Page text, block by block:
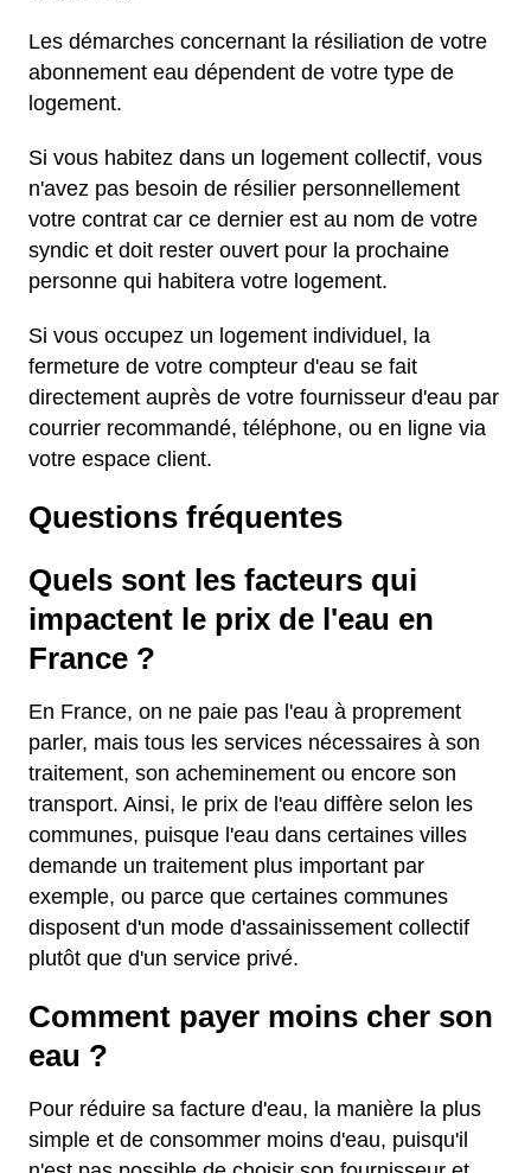
Les démarches concernant la résiliation de votre
abonnement eau dépendent de votre type de
logement.
Si vous habitez dans un logement collectif, vous
n'avez pas besoin de résilier personnellement
votre contrat car ce dernier est au nom de votre
syndic et doit rester ouvert pour la prochaine
personne qui habitera votre logement.
Si vous occupez un logement individuel, la
fermeture de votre compteur d'eau se fait
directement auprès de votre fournisseur d'eau par
courrier recommandé, téléphone, ou en ligne via
votre espace client.
Questions fréquentes
Quels sont les facteurs qui
impactent le prix de l'eau en
France ?
En France, on ne paie pas l'eau à proprement
parler, mais tous les services nécessaires à son
traitement, son acheminement ou encore son
transport. Ainsi, le prix de l'eau diffère selon les
communes, puisque l'eau dans certaines villes
demande un traitement plus important par
exemple, ou parce que certaines communes
disposent d'un mode d'assainissement collectif
plutôt que d'un service privé.
Comment payer moins cher son
eau ?
Pour réduire sa facture d'eau, la manière la plus
simple et de consommer moins d'eau, puisqu'il